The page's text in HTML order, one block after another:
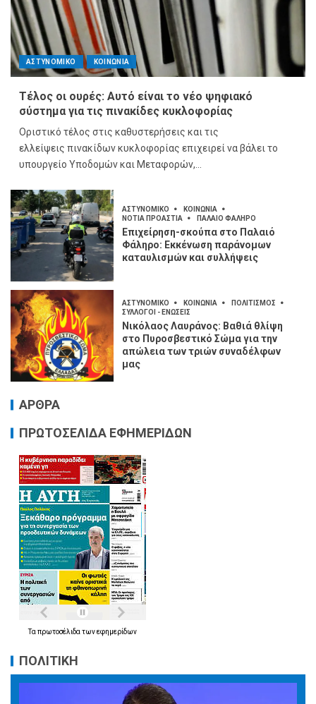
ΑΣΤΥΝΟΜΙΚΟ ΚΟΙΝΩΝΙΑ
Τέλος οι ουρές: Αυτό είναι το νέο ψηφιακό
σύστημα για τις πινακίδες κυκλοφορίας
Οριστικό τέλος στις καθυστερήσεις και τις
ελλείψεις πινακίδων κυκλοφορίας επιχειρεί να βάλει το
υπουργείο Υποδομών και Μεταφορών,...
ΑΣΤΥΝΟΜΙΚΟ
ΚΟΙΝΩΝΙΑ
ΝΟΤΙΑ ΠΡΟΑΣΤΙΑ
ΠΑΛΑΙΟ ΦΑΛΗΡΟ
Επιχείρηση-σκούπα στο Παλαιό
Φάληρο: Εκκένωση παράνομων
καταυλισμών και συλλήψεις
ΑΣΤΥΝΟΜΙΚΟ ΚΟΙΝΩΝΙΑ
ΠΟΛΙΤΙΣΜΟΣ
ΣΥΛΛΟΓΟΙ - ΕΝΩΣΕΙΣ
Νικόλαος Λαυράνος: Βαθιά θλίψη
στο Πυροσβεστικό Σώμα για την
απώλεια των τριών συναδέλφων
μας
ΑΡΘΡΑ
ΠΡΩΤΟΣΕΛΙΔΑ ΕΦΗΜΕΡΙΔΩΝ
Ταπρωτοσέλιδατωνεφημερίδων
ΠΟΛΙΤΙΚΗ